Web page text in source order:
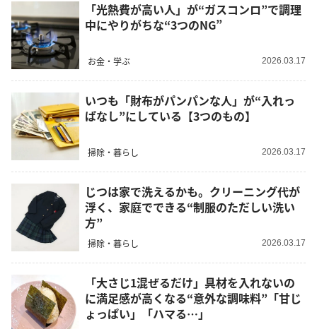
「光熱費が高い人」が“ガスコンロ”で調理
中にやりがちな“3つのNG”
お金・学ぶ 2026.03.17
いつも「財布がパンパンな人」が“入れっ
ぱなし”にしている【3つのもの】
掃除・暮らし 2026.03.17
じつは家で洗えるかも。クリーニング代が
浮く、家庭でできる“制服のただしい洗い
方”
掃除・暮らし 2026.03.17
「大さじ1混ぜるだけ」具材を入れないの
に満足感が高くなる“意外な調味料”「甘じ
ょっぱい」「ハマる…」